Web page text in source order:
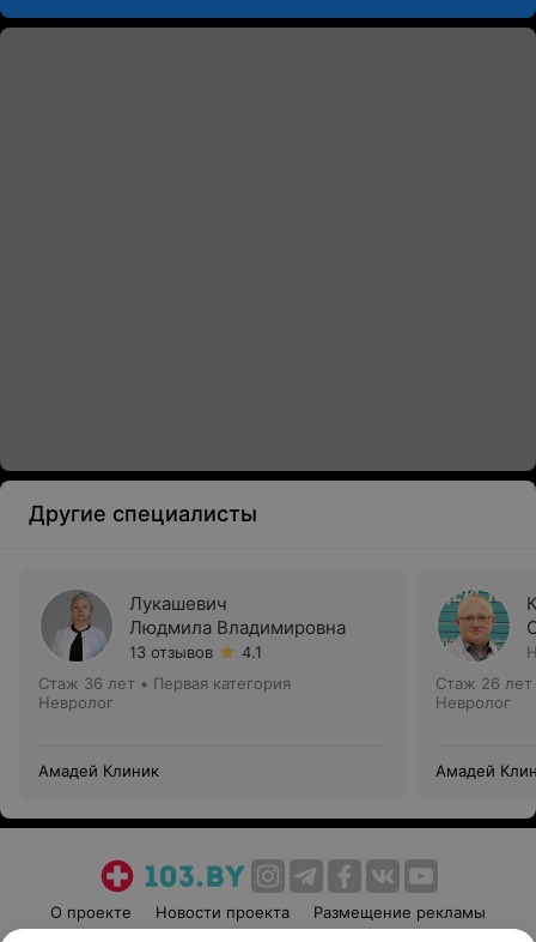
Другие специалисты
Лукашевич
Людмила Владимировна
13 отзывов
4.1
Стаж 36 лет • Первая категория
Невролог
Амадей Клиник
Стаж 26 лет
Невролог
Амадей
О проекте Новости проекта
Размещение рекламы